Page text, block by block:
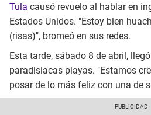
Tula causó revuelo al hablar en
Estados Unidos. "Estoy bien
(risas)", bromeó en sus redes.
Esta tarde, sábado 8 de abril,
paradisiacas playas. "Estamos
posar de lo más feliz con una de